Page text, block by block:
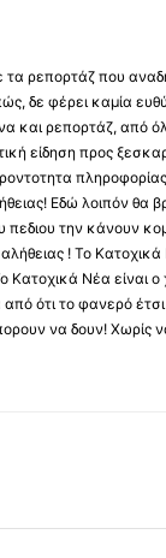
ρεπορτάζ που
δε φέρει καμία
ρεπορτάζ, από
είδηση προς
Εδώ λοιπόν θα
την κάνουν
! Το Κατοχικά
Νέα είναι
ότι το φανερό
να δουν!